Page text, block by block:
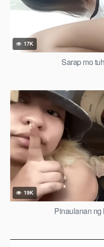
17K
Sarap mo
19K
Pinaulanan ng